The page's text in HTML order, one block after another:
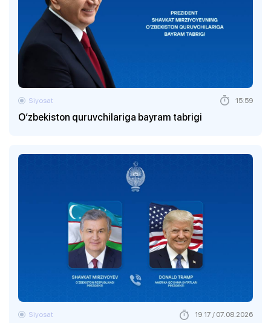
O‘zbekiston quruvchilariga bayram tabrigi
Siyosat 15:59
Siyosat 19:17 / 07.08.2026